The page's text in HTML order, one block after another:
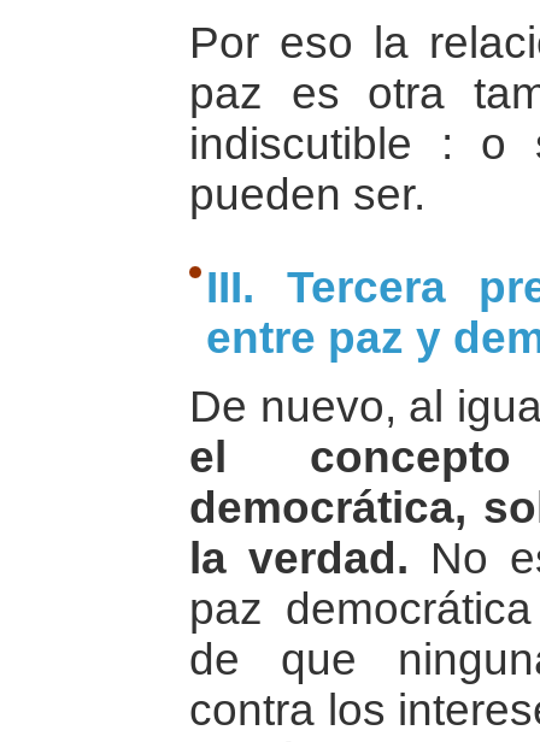
Por eso la
paz es otra
indiscutible :
pueden ser.
III. Tercera
entre paz y
De nuevo, al
el
democrática,
la verdad. No
paz
de que
contra los